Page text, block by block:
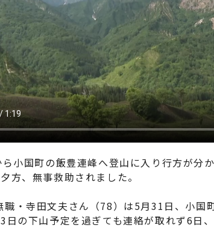
小国町の飯豊連峰へ登山に入り行方が分
方、無事救助されました。
職・寺田文夫さん（78）は5月31日、小国
日の下山予定を過ぎても連絡が取れず6日